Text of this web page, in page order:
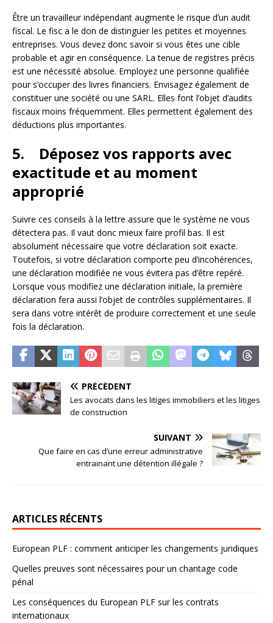
Être un travailleur indépendant augmente le risque d’un audit
fiscal. Le fisc a le don de distinguer les petites et moyennes
entreprises. Vous devez donc savoir si vous êtes une cible
probable et agir en conséquence. La tenue de registres précis
est une nécessité absolue. Employez une personne qualifiée
pour s’occuper des livres financiers. Envisagez également de
constituer une société ou une SARL. Elles font l’objet d’audits
fiscaux moins fréquemment. Elles permettent également des
déductions plus importantes.
5. Déposez vos rapports avec
exactitude et au moment
approprié
Suivre ces conseils à la lettre assure que le système ne vous
détectera pas. Il vaut donc mieux faire profil bas. Il est
absolument nécessaire que votre déclaration soit exacte.
Toutefois, si votre déclaration comporte peu d’incohérences,
une déclaration modifiée ne vous évitera pas d’être repéré.
Lorsque vous modifiez une déclaration initiale, la première
déclaration fera aussi l’objet de contrôles supplémentaires. Il
sera dans votre intérêt de produire correctement et une seule
fois la déclaration.
PRÉCÉDENT
Les avocats dans les litiges immobiliers et les litiges
de construction
SUIVANT
Que faire en cas d’une erreur administrative
entrainant une détention illégale ?
ARTICLES RÉCENTS
European PLF : comment anticiper les changements juridiques
Quelles preuves sont nécessaires pour un chantage code
pénal
Les conséquences du European PLF sur les contrats
internationaux